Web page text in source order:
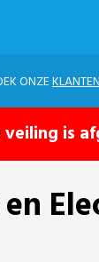
ONZE
veiling is